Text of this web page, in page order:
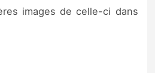
images de celle-ci dans